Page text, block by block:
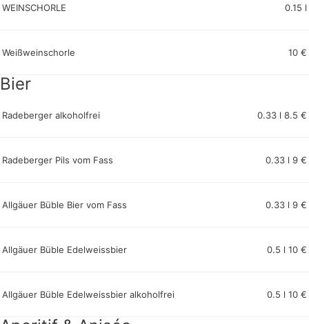
WEINSCHORLE 0.15 l
Weißweinschorle 10 €
Bier
Radeberger alkoholfrei 0.33 l 8.5 €
Radeberger Pils vom Fass 0.33 l 9 €
Allgäuer Büble Bier vom Fass 0.33 l 9 €
Allgäuer Büble Edelweissbier 0.5 l 10 €
Allgäuer Büble Edelweissbier alkoholfrei 0.5 l 10 €